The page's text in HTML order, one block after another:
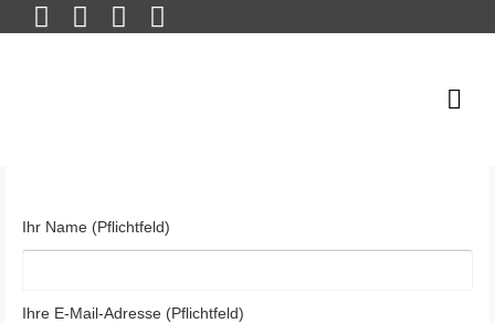
Ihr Name (Pflichtfeld)
Ihre E-Mail-Adresse (Pflichtfeld)